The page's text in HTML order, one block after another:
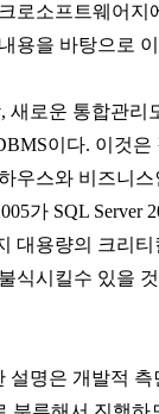
로소프트웨어지
용을 바탕으로
새로운 통합관
이다. 이것은
우스와 비즈니
가 SQL
대용량의 크리
식시킬수 있을
설명은 개발적